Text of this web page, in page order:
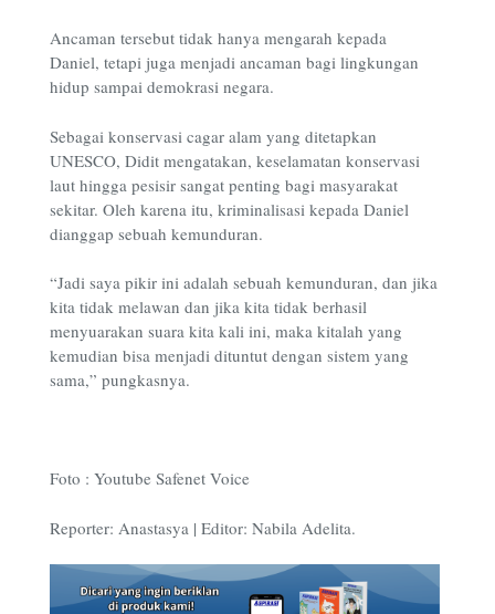
Ancaman tersebut tidak hanya mengarah kepada
Daniel, tetapi juga menjadi ancaman bagi lingkungan
hidup sampai demokrasi negara.
Sebagai konservasi cagar alam yang ditetapkan
UNESCO, Didit mengatakan, keselamatan konservasi
laut hingga pesisir sangat penting bagi masyarakat
sekitar. Oleh karena itu, kriminalisasi kepada Daniel
dianggap sebuah kemunduran.
“Jadi saya pikir ini adalah sebuah kemunduran, dan jika
kita tidak melawan dan jika kita tidak berhasil
menyuarakan suara kita kali ini, maka kitalah yang
kemudian bisa menjadi dituntut dengan sistem yang
sama,” pungkasnya.
Foto : Youtube Safenet Voice
Reporter: Anastasya | Editor: Nabila Adelita.